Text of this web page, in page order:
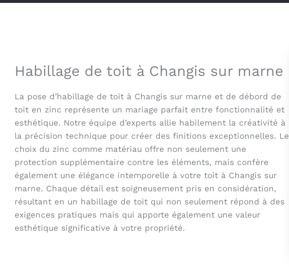
Habillage de toit à Changis sur marne
La pose d’habillage de toit à Changis sur marne et de débord de
toit en zinc représente un mariage parfait entre fonctionnalité et
esthétique. Notre équipe d’experts allie habilement la créativité à
la précision technique pour créer des finitions exceptionnelles. Le
choix du zinc comme matériau offre non seulement une
protection supplémentaire contre les éléments, mais confère
également une élégance intemporelle à votre toit à Changis sur
marne. Chaque détail est soigneusement pris en considération,
résultant en un habillage de toit qui non seulement répond à des
exigences pratiques mais qui apporte également une valeur
esthétique significative à votre propriété.